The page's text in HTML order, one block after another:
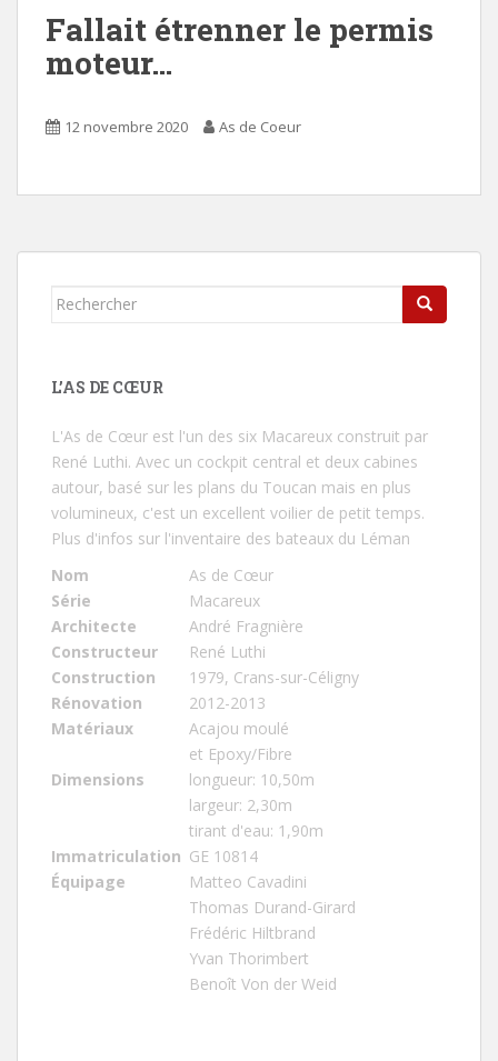
Fallait étrenner le permis
moteur…
12 novembre 2020 As de Coeur
Rechercher...
L’AS DE CŒUR
L'As de Cœur est l'un des six Macareux construit par
René Luthi. Avec un cockpit central et deux cabines
autour, basé sur les plans du Toucan mais en plus
volumineux, c'est un excellent voilier de petit temps.
Plus d'infos sur l'inventaire des bateaux du Léman
Nom
As de Cœur
Série
Macareux
Architecte
André Fragnière
Constructeur
René Luthi
Construction
1979, Crans-sur-Céligny
Rénovation
2012-2013
Matériaux
Acajou moulé
et Epoxy/Fibre
Dimensions
longueur: 10,50m
largeur: 2,30m
tirant d'eau: 1,90m
Immatriculation GE 10814
Équipage
Matteo Cavadini
Thomas Durand-Girard
Frédéric Hiltbrand
Yvan Thorimbert
Benoît Von der Weid